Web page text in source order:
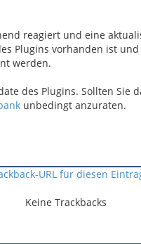
reagiert und eine
Plugins vorhanden ist
werden.
des Plugins. Sollten Sie
unbedingt anzuraten.
URL für diesen
Keine Trackbacks